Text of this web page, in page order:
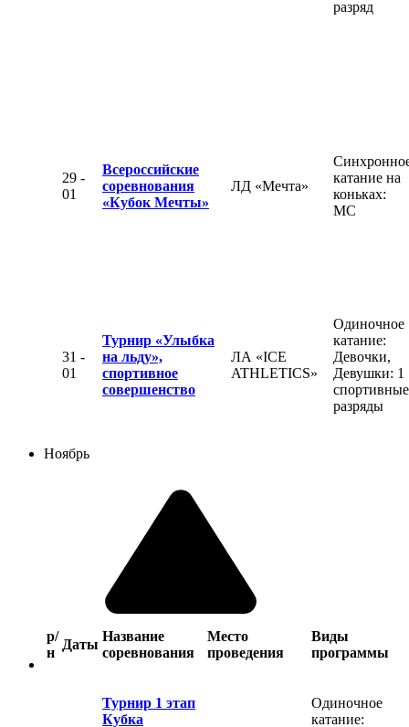
разряд
29 -
01
Всероссийские
соревнования
«Кубок Мечты»
ЛД «Мечта»
катание на
коньках:
МС
31 -
01
Турнир «Улыбка
на льду»,
спортивное
совершенство
ЛА «ICE
ATHLETICS»
Одиночное
катание:
Девочки,
Девушки: 1
спортивные
разряды
Ноябрь
р/
н
Даты
Название
соревнования
Место
проведения
Виды
программы
Турнир 1 этап
Кубка
Одиночное
катание: